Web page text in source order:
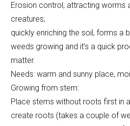
Erosion control, attracting worms
creatures;
quickly enriching the soil, forms a
weeds growing and it’s a quick
matter.
Needs: warm and sunny place,
Growing from stem:
Place stems without roots first in
create roots (takes a couple of